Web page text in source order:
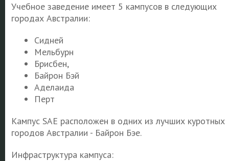
Учебное заведение имеет 5 кампусов в следующих
городах Австралии:
Сидней
Мельбурн
Брисбен,
Байрон Бэй
Аделаида
Перт
Кампус SAE расположен в одних из лучших куротных
городов Австралии - Байрон Бэе.
Инфраструктура кампуса: